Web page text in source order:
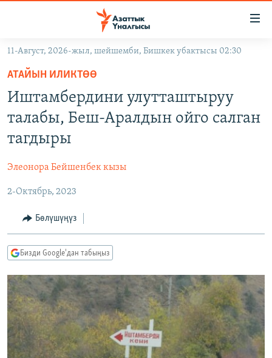
Навигацияга
өтүңүз
Издөөгө
салыңыз
ЖАҢЫЛЫКТАР
КЫРГЫЗСТАН
КЫРГЫЗСТАН
МАДАНИЯТ
ДҮЙНӨ
ТВ ПРОГРАММАЛАР
БҮГҮН АЗАТТЫКТА
ЭКСПЕРТТЕР ТАЛДАЙТ
ДАНИСТЕ
ЭЖЕ-СИҢДИЛЕР
АЗАТТЫК+
ЫҢГАЙСЫЗ СУРООЛОР
ПОДКАСТ
ӨЗГӨЧӨ ПИКИР
Русский
ОНЛАЙН ШЕРИНЕ
11-Август, 2026-жыл, шейшемби, Бишкек убактысы 02:30
АТАЙЫН ИЛИКТӨӨ
Иштамбердини улутташтыруу
талабы, Беш-Аралдын ойго салган
тагдыры
Элеонора Бейшенбек кызы
2-Октябрь, 2023
Бөлүшүңүз
Бизди Google'дан табыңыз